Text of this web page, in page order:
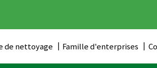
de nettoyage Famille d'enterprises